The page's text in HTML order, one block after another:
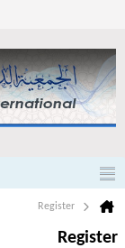
Register
Register